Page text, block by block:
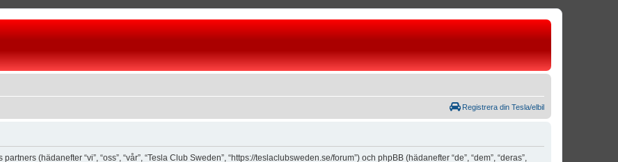
Registrera din Tesla/elbil
(hädanefter “vi”, “oss”, “vår”, “Tesla Club Sweden”, “https://teslaclubsweden.se/forum”) och phpBB (hädanefter “de”, “dem”, “deras”,